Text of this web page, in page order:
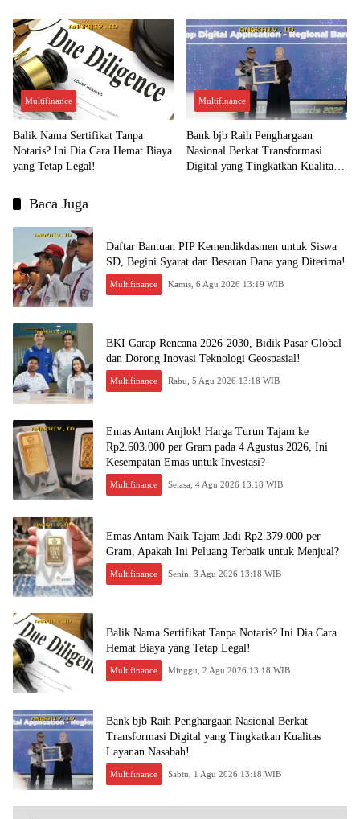
Multifinance
Balik Nama Sertifikat Tanpa
Notaris? Ini Dia Cara Hemat Biaya
yang Tetap Legal!
Multifinance
Bank bjb Raih Penghargaan
Nasional Berkat Transformasi
Digital yang Tingkatkan Kualitas
Baca Juga
Daftar Bantuan PIP Kemendikdasmen untuk Siswa
SD, Begini Syarat dan Besaran Dana yang Diterima!
Multifinance Kamis, 6 Agu 2026 13:19 WIB
BKI Garap Rencana 2026-2030, Bidik Pasar Global
dan Dorong Inovasi Teknologi Geospasial!
Multifinance Rabu, 5 Agu 2026 13:18 WIB
Emas Antam Anjlok! Harga Turun Tajam ke
Rp2.603.000 per Gram pada 4 Agustus 2026, Ini
Kesempatan Emas untuk Investasi?
Multifinance Selasa, 4 Agu 2026 13:18 WIB
Emas Antam Naik Tajam Jadi Rp2.379.000 per
Gram, Apakah Ini Peluang Terbaik untuk Menjual?
Multifinance Senin, 3 Agu 2026 13:18 WIB
Balik Nama Sertifikat Tanpa Notaris? Ini Dia Cara
Hemat Biaya yang Tetap Legal!
Multifinance Minggu, 2 Agu 2026 13:18 WIB
Bank bjb Raih Penghargaan Nasional Berkat
Transformasi Digital yang Tingkatkan Kualitas
Layanan Nasabah!
Multifinance Sabtu, 1 Agu 2026 13:18 WIB